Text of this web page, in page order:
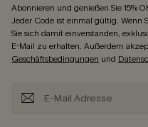
Abonnieren und genießen Sie 15%
Jeder Code ist einmal gültig. Wenn
Sie sich damit einverstanden,
E-Mail zu erhalten. Außerdem
Geschäftsbedingungen und